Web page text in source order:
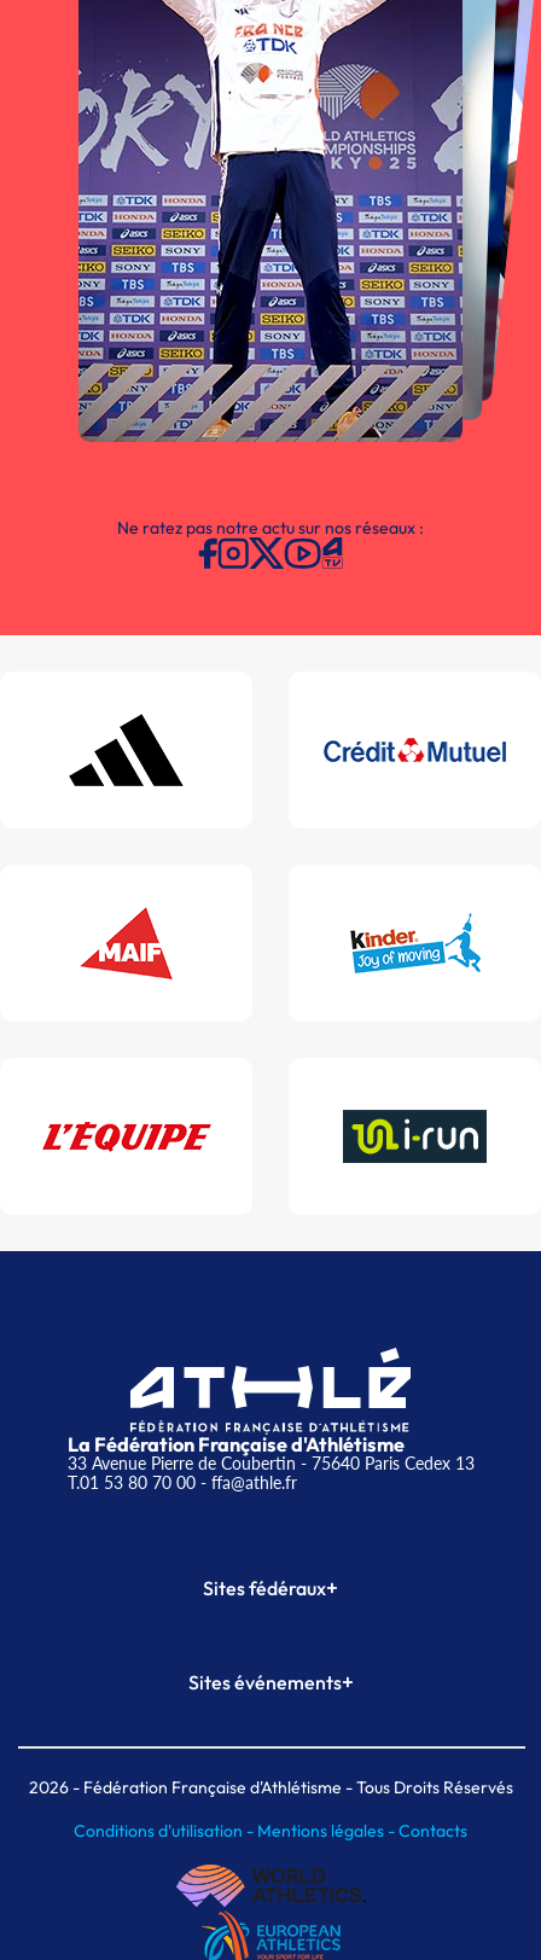
Ne ratez pas notre actu sur nos réseaux :
La Fédération Française d'Athlétisme
33 Avenue Pierre de Coubertin - 75640 Paris Cedex 13
T.01 53 80 70 00- ffa@athle.fr
Sites fédéraux+
Plateforme Formation
Sites événements+
Meeting de Paris indoor
MAIF Ekiden de Paris
2026- Fédération Française d'Athlétisme - Tous Droits Réservés
Conditions d'utilisation - Mentions légales -Contacts